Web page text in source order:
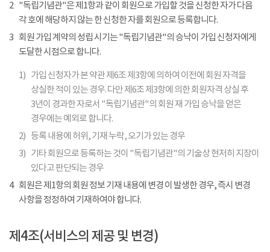
2 "독립기념관"은 제1항과 같이 회원으로 가입할 것을 신청한 자가 다음
각 호에 해당하지 않는 한 신청한 자를 회원으로 등록합니다.
3 회원 가입 계약의 성립 시기는 "독립기념관"의 승낙이 가입 신청자에게
도달한 시점으로 합니다.
1) 가입 신청자가 본 약관 제6조 제3항에 의하여 이전에 회원 자격을
상실한 적이 있는 경우. 다만 제6조 제3항에 의한 회원자격 상실 후
3년이 경과한 자로서 "독립기념관"의 회원 재 가입 승낙을 얻은
경우에는 예외로 합니다.
2) 등록 내용에 허위, 기재 누락, 오기가 있는 경우
3) 기타 회원으로 등록하는 것이 "독립기념관"의 기술상 현저히 지장이
있다고 판단되는 경우
4
회원은 제1항의 회원 정보 기재 내용에 변경 이 발생한 경우, 즉시 변경
사항을 정정하여 기재하여야 합니다.
제4조(서비스의 제공 및 변경)